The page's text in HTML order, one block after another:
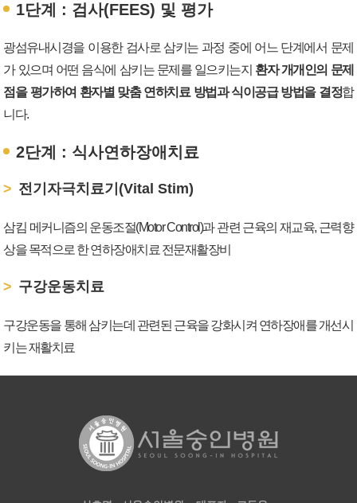
1단계 : 검사(FEES) 및 평가
광섬유내시경을 이용한 검사로 삼키는 과정 중에 어느 단계에서 문제
가 있으며 어떤 음식에 삼키는 문제를 일으키는지 환자 개개인의 문제
점을 평가하여 환자별 맞춤 연하치료 방법과 식이공급 방법을 결정합
니다.
2단계 : 식사연하장애치료
전기자극치료기(Vital Stim)
삼킴 메커니즘의 운동조절(Motor Control)과 관련 근육의 재교육, 근력향
상을 목적으로 한 연하장애치료 전문재활장비
구강운동치료
구강운동을 통해 삼키는데 관련된 근육을 강화시켜 연하장애를 개선시
키는 재활치료